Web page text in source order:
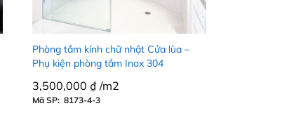
Phòng tắm kính chữ nhật Cửa lùa –
Phụ kiện phòng tắm Inox 304
3,500,000 ₫/m2
Mã SP: 8173-4-3
3,500,000 ₫